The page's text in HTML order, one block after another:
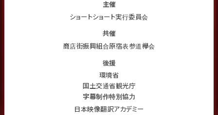
主催
ショートショート実行委員会
共催
商店街振興組合原宿表参道欅会
後援
環境省
国土交通省観光庁
字幕制作特別協力
日本映像翻訳アカデミー